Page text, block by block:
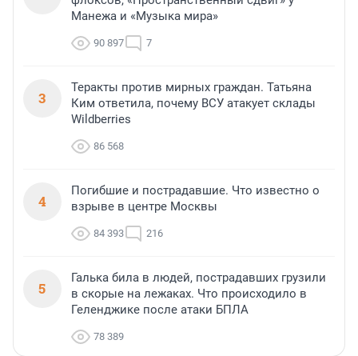
Манежа и «Музыка мира»
90 897 7
3
Теракты против мирных граждан. Татьяна
Ким ответила, почему ВСУ атакует склады
Wildberries
86 568
4
Погибшие и пострадавшие. Что известно о
взрыве в центре Москвы
84 393 216
5
Галька била в людей, пострадавших грузили
в скорые на лежаках. Что происходило в
Геленджике после атаки БПЛА
78 389